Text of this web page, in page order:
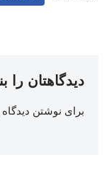
دیدگاهتان را
برای نوشتن دیدگاه